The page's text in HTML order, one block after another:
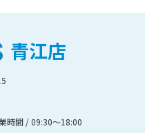
青江店
時間 / 09:30〜18:00